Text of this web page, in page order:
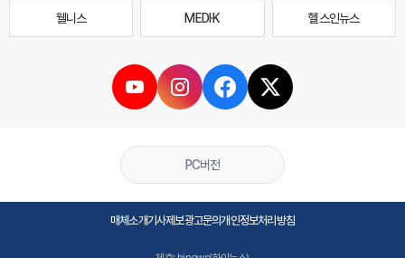
웰니스 MEDI·K 헬스인뉴스
PC버전
매체소개기사제보광고문의개인정보처리방침